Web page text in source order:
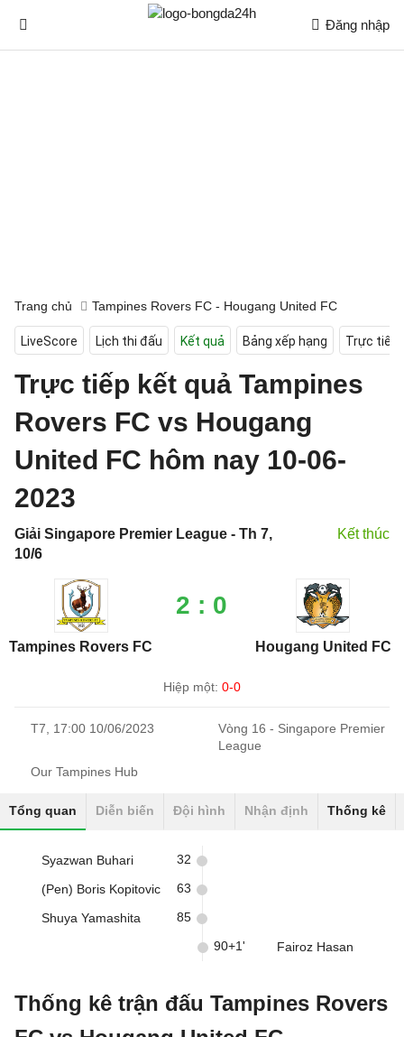
Đăng nhập
Trang chủ Tampines Rovers FC - Hougang United FC
LiveScore Lịch thi đấu Kết quả Bảng xếp hạng Trực tiếp
Trực tiếp kết quả Tampines
Rovers FC vs Hougang
United FC hôm nay 10-06-
2023
Giải Singapore Premier League - Th 7,
10/6
Kết thúc
Tampines Rovers FC
2 : 0
Hougang United FC
Hiệp một: 0-0
T7, 17:00 10/06/2023
Vòng 16 - Singapore Premier
League
Our Tampines Hub
Tổng quan Diễn biến Đội hình Nhận định Thống kê
Syazwan Buhari 32
(Pen) Boris Kopitovic 63
Shuya Yamashita 85
Fairoz Hasan
90+1'
Thống kê trận đấu Tampines Rovers